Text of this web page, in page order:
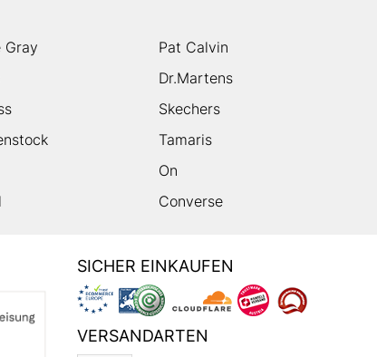
Gray
Pat Calvin
Dr.Martens
Skechers
Tamaris
On
Converse
SICHER EINKAUFEN
VERSANDARTEN